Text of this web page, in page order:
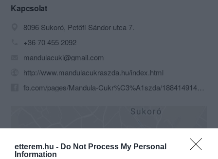
etterem.hu - Do Not Process My Personal
Information
legfrissebb termékekkel tudjuk
cukorbetegek részére.
Kapcsolat
8096 Sukoró, Petőfi Sándor utca 7.
+36 70 455 2092
mandulacuki@gmail.com
http://www.mandulacukraszda.hu/index.html
fb.com/pages/Mandula-Cukr%C3%A1szda/188414914538631